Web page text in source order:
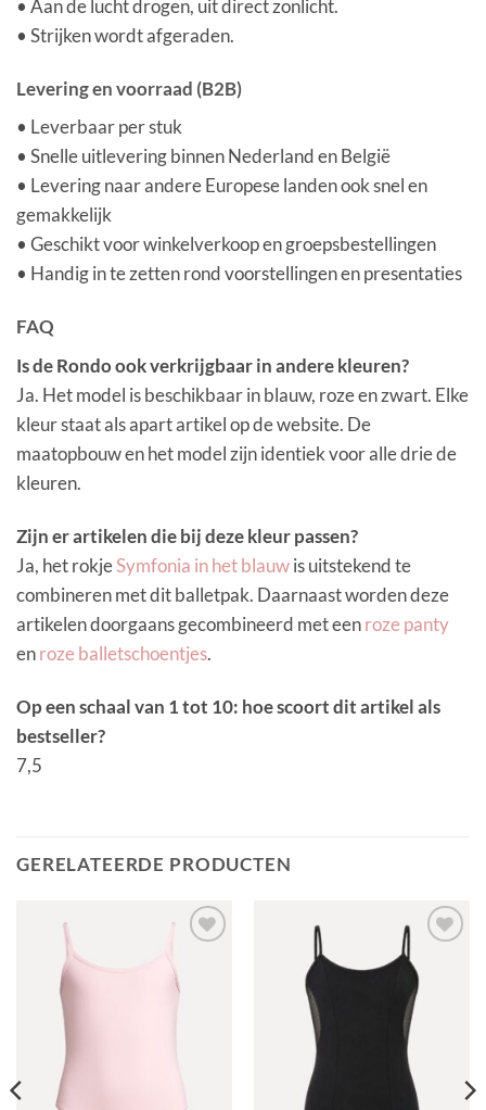
• Aan de lucht drogen, uit direct zonlicht.
• Strijken wordt afgeraden.
Levering en voorraad (B2B)
• Leverbaar per stuk
• Snelle uitlevering binnen Nederland en België
• Levering naar andere Europese landen ook snel en
gemakkelijk
• Geschikt voor winkelverkoop en groepsbestellingen
• Handig in te zetten rond voorstellingen en presentaties
FAQ
Is de Rondo ook verkrijgbaar in andere kleuren?
Ja. Het model is beschikbaar in blauw, roze en zwart. Elke
kleur staat als apart artikel op de website. De
maatopbouw en het model zijn identiek voor alle drie de
kleuren.
Zijn er artikelen die bij deze kleur passen?
Ja, het rokjeSymfonia in het blauwis uitstekend te
combineren met dit balletpak. Daarnaast worden deze
artikelen doorgaans gecombineerd met eenroze panty
enroze balletschoentjes.
Op een schaal van 1 tot 10: hoe scoort dit artikel als
bestseller?
7,5
GERELATEERDE PRODUCTEN
verlanglijst
Toevoegen
aan
verlanglijst